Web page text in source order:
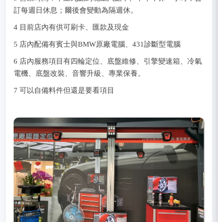
訂每週日休息；爾後會變動為隔週休。
4 目前店內有供可刷卡、匯款及現金
5 店內配備有賓士與BMW原廠電腦、431診斷型電腦
6 店內服務項目有四輪定位、底盤維修、引擎變速箱、冷氣
電機、底盤改裝、音響升級、專業保養。
7 可以自備料件但還是要看項目